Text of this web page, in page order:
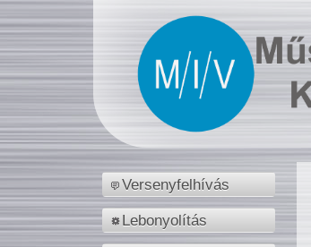
Versenyfelhívás
Lebonyolítás